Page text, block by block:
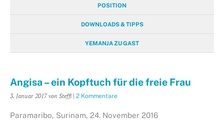
POSITION
DOWNLOADS & TIPPS
YEMANJA ZU GAST
Angisa – ein Kopftuch für die freie Frau
3. Januar 2017von Steffi 2 Kommentare
Paramaribo, Surinam, 24. November 2016